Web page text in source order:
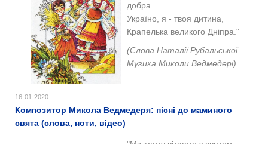
добра.
Україно, я - твоя дитина,
Крапелька великого Дніпра."
(Слова Наталії Рубальської
Музика Миколи Ведмедері)
16-01-2020
Композитор Микола Ведмедеря: пісні до маминого
свята (слова, ноти, відео)